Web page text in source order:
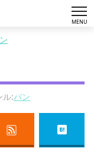
MENU
ル:パン